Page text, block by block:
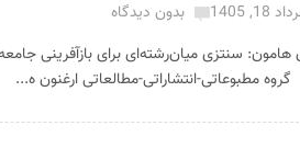
18, 1405
بدون دیدگاه
هامون: سنتزی میان‌رشته‌ای برای بازآفرینی